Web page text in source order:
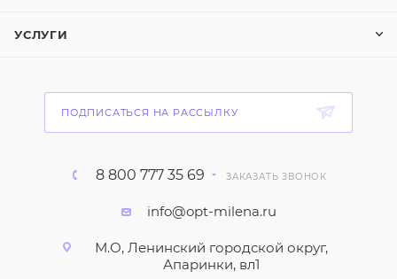
УСЛУГИ
ПОДПИСАТЬСЯ НА РАССЫЛКУ
8 800 777 35 69 ЗАКАЗАТЬ ЗВОНОК
info@opt-milena.ru
М.О, Ленинский городской округ,
Апаринки, вл1